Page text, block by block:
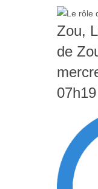
Zou,
de
07h19